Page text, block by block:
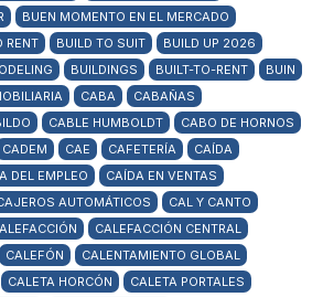
BUEN MOMENTO EN EL MERCADO
RENT BUILD TO SUIT
BUILD UP 2026
BUILDINGS BUILT-TO-RENT
BUIN
CABA
CABAÑAS
CABLE HUMBOLDT
CABO DE HORNOS
CADEM CAE CAFETERÍA
CAÍDA
DEL EMPLEO
CAÍDA EN VENTAS
AUTOMÁTICOS
CAL Y CANTO
CALEFACCIÓN CENTRAL
CALEFÓN
CALENTAMIENTO GLOBAL
CALETA HORCÓN
CALETA PORTALES